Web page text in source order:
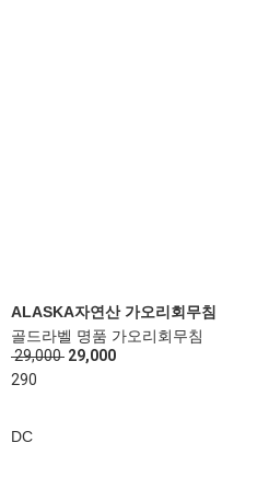
ALASKA자연산 가오리회무침
골드라벨 명품 가오리회무침
29,000 29,000
290
DC